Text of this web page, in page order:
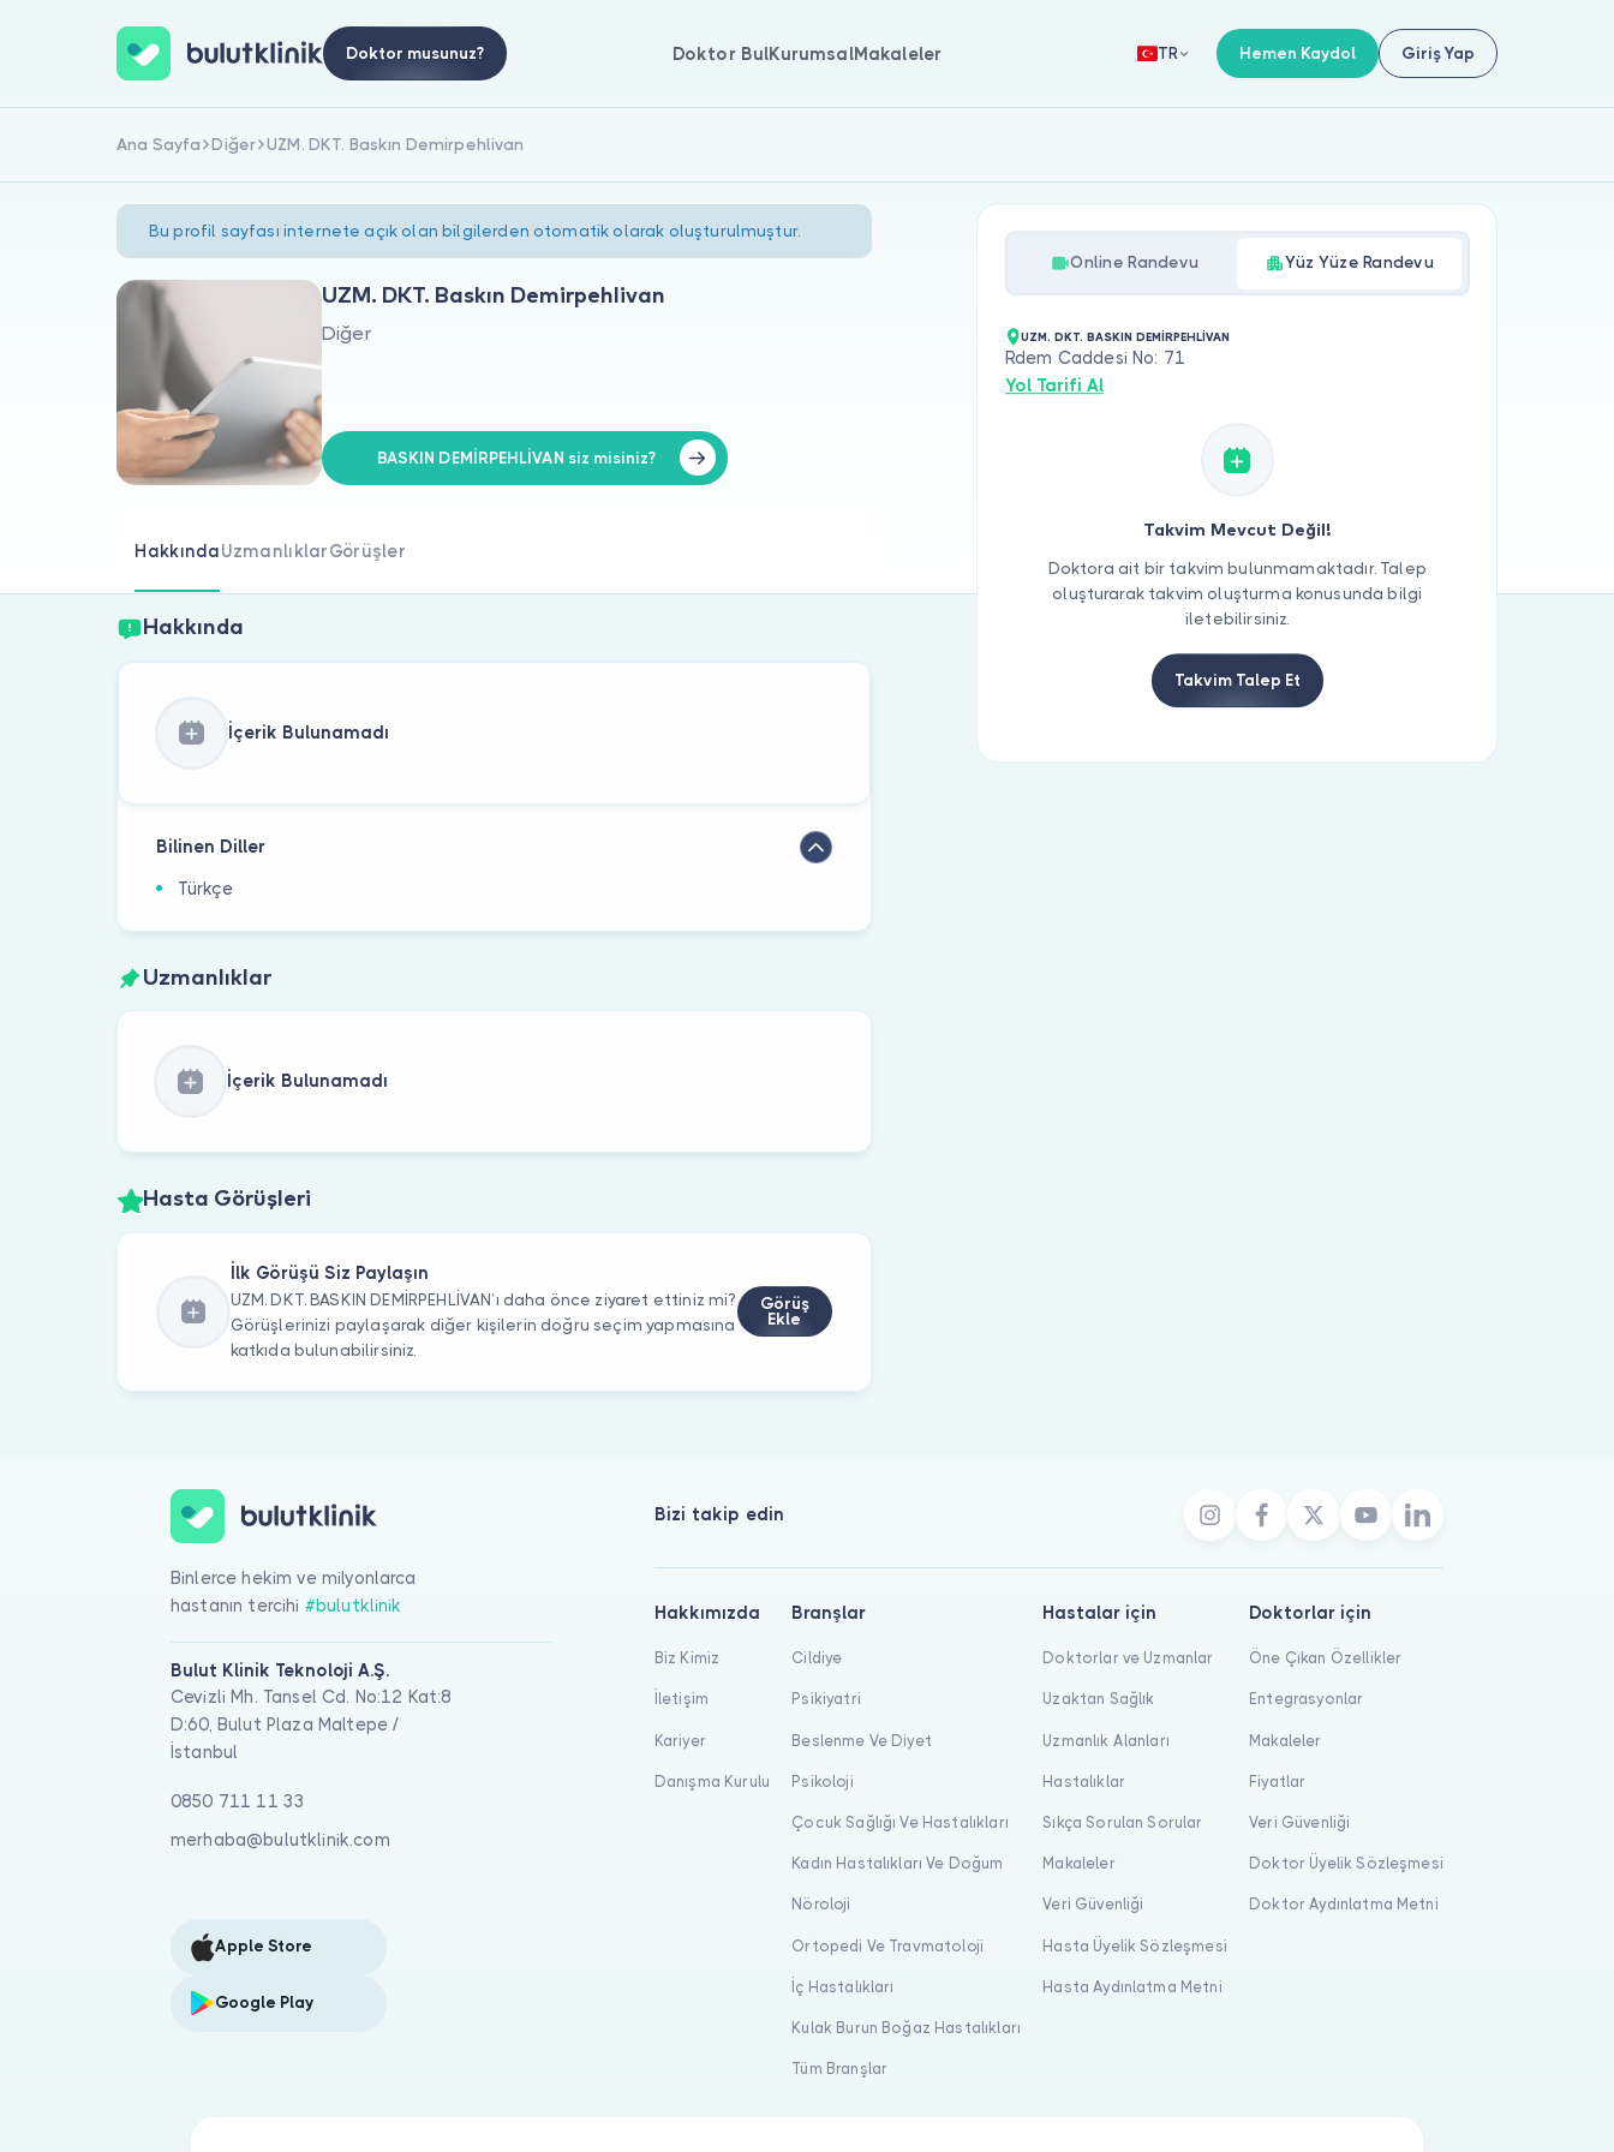
Doktor musunuz? Doktor BulKurumsalMakaleler TR Hemen Kaydol Giriş Yap
Ana Sayfa Diğer UZM. DKT. Baskın Demirpehlivan
Bu profil sayfası internete açık olan bilgilerden otomatik olarak oluşturulmuştur.
UZM. DKT. Baskın Demirpehlivan
Diğer
BASKIN DEMİRPEHLİVAN siz misiniz?
HakkındaUzmanlıklarGörüşler
Hakkında
İçerik Bulunamadı
Bilinen Diller
Türkçe
Uzmanlıklar
İçerik Bulunamadı
Hasta Görüşleri
İlk Görüşü Siz Paylaşın
UZM. DKT. BASKIN DEMİRPEHLİVAN’ı daha önce ziyaret ettiniz mi?
Görüşlerinizi paylaşarak diğer kişilerin doğru seçim yapmasına
katkıda bulunabilirsiniz.
Görüş
Ekle
Online Randevu Yüz Yüze Randevu
UZM. DKT. BASKIN DEMİRPEHLİVAN
Rdem Caddesi No: 71
Yol Tarifi Al
Takvim Mevcut Değil!
Doktora ait bir takvim bulunmamaktadır. Talep
oluşturarak takvim oluşturma konusunda bilgi
iletebilirsiniz.
Takvim Talep Et
Binlerce hekim ve milyonlarca
hastanın tercihi #bulutklinik
Bulut Klinik Teknoloji A.Ş.
Cevizli Mh. Tansel Cd. No:12 Kat:8
D:60, Bulut Plaza Maltepe /
İstanbul
0850 711 11 33
merhaba@bulutklinik.com
Apple Store
Google Play
Bizi takip edin
Hakkımızda
Biz Kimiz
İletişim
Kariyer
Danışma Kurulu
Branşlar
Cildiye
Psikiyatri
Beslenme Ve Diyet
Psikoloji
Çocuk Sağlığı Ve Hastalıkları
Kadın Hastalıkları Ve Doğum
Nöroloji
Ortopedi Ve Travmatoloji
İç Hastalıkları
Kulak Burun Boğaz Hastalıkları
Tüm Branşlar
Hastalar için
Doktorlar ve Uzmanlar
Uzaktan Sağlık
Uzmanlık Alanları
Hastalıklar
Sıkça Sorulan Sorular
Makaleler
Veri Güvenliği
Hasta Üyelik Sözleşmesi
Hasta Aydınlatma Metni
Doktorlar için
Öne Çıkan Özellikler
Entegrasyonlar
Makaleler
Fiyatlar
Veri Güvenliği
Doktor Üyelik Sözleşmesi
Doktor Aydınlatma Metni